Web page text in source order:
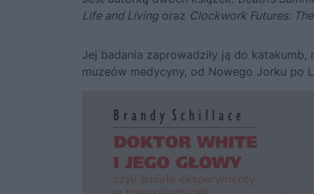
Life and Living oraz Clockwork Futures:
Jej badania zaprowadziły ją do
muzeów medycyny, od Nowego Jorku po